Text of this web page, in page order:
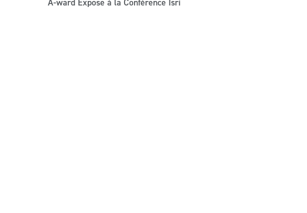
A-ward Expose à la Conférence Isri